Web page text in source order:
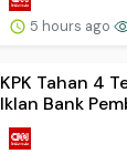
5 hours ago
KPK Tahan 4
Iklan Bank